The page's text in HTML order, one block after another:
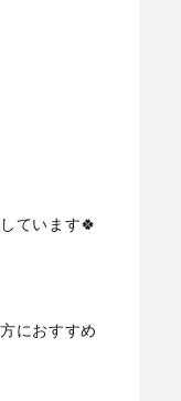
ています🍀
におすすめ